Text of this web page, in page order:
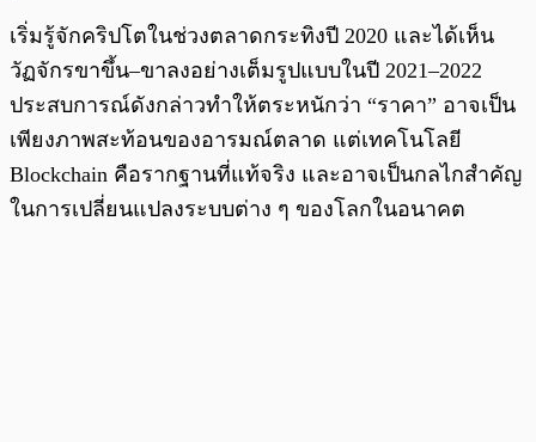
เริ่มรู้จักคริปโตในช่วงตลาดกระทิงปี 2020 และได้เห็น
วัฏจักรขาขึ้น–ขาลงอย่างเต็มรูปแบบในปี 2021–2022
ประสบการณ์ดังกล่าวทำให้ตระหนักว่า “ราคา” อาจเป็น
เพียงภาพสะท้อนของอารมณ์ตลาด แต่เทคโนโลยี
Blockchain คือรากฐานที่แท้จริง และอาจเป็นกลไกสำคัญ
ในการเปลี่ยนแปลงระบบต่าง ๆ ของโลกในอนาคต